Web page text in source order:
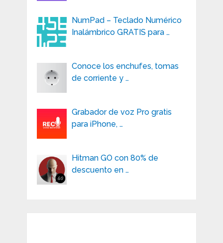
NumPad – Teclado Numérico
Inalámbrico GRATIS para …
Conoce los enchufes, tomas
de corriente y …
Grabador de voz Pro gratis
para iPhone, …
Hitman GO con 80% de
descuento en …